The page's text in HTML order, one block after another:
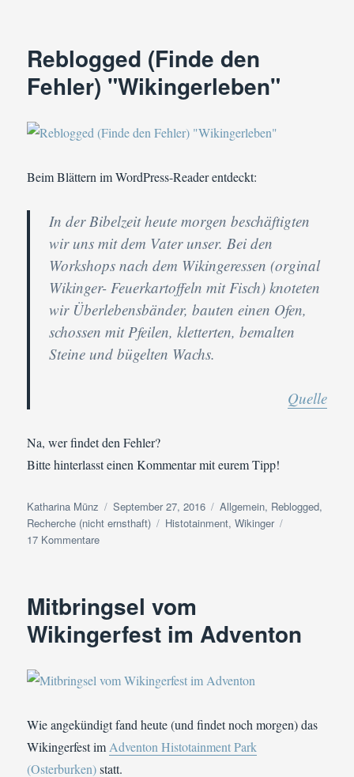
Reblogged (Finde den
Fehler) "Wikingerleben"
Beim Blättern im WordPress-Reader entdeckt:
In der Bibelzeit heute morgen beschäftigten
wir uns mit dem Vater unser. Bei den
Workshops nach dem Wikingeressen (orginal
Wikinger- Feuerkartoffeln mit Fisch) knoteten
wir Überlebensbänder, bauten einen Ofen,
schossen mit Pfeilen, kletterten, bemalten
Steine und bügelten Wachs.
Quelle
Na, wer findet den Fehler?
Bitte hinterlasst einen Kommentar mit eurem Tipp!
Autor
Katharina Münz
Veröffentlicht
am
September 27, 2016 Kategorien
Allgemein, Reblogged,
Recherche (nicht ernsthaft)
Schlagwörter
Histotainment,Wikinger
17 Kommentarezu
Fehler)
"Wikingerleben"
Mitbringsel vom
Wikingerfest im Adventon
Wie angekündigt fand heute (und findet noch morgen) das
Wikingerfest im Adventon Histotainment Park
(Osterburken)statt.